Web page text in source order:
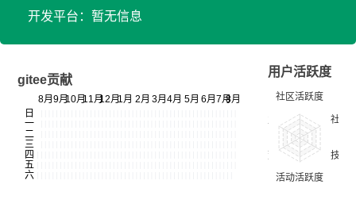
开发平台：暂无信息
gitee贡献
用户活跃度